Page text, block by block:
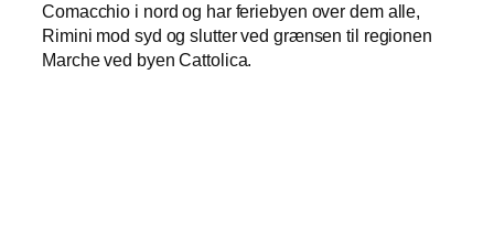
Comacchio i nord og har feriebyen over dem alle,
Rimini mod syd og slutter ved grænsen til regionen
Marche ved byen Cattolica.